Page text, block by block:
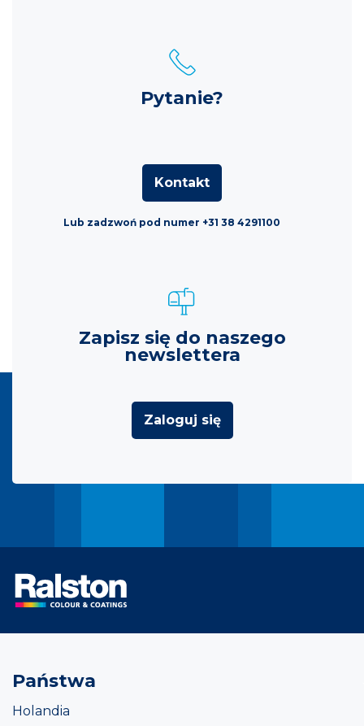
Pytanie?
Kontakt
Lub zadzwoń pod numer +31 38 4291100
Zapisz się do naszego
newslettera
Zaloguj się
Państwa
Holandia